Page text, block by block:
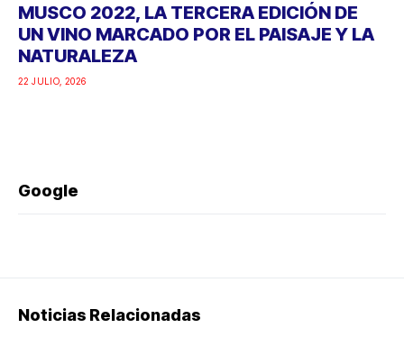
MUSCO 2022, LA TERCERA EDICIÓN DE
UN VINO MARCADO POR EL PAISAJE Y LA
NATURALEZA
22 JULIO, 2026
Google
Noticias Relacionadas